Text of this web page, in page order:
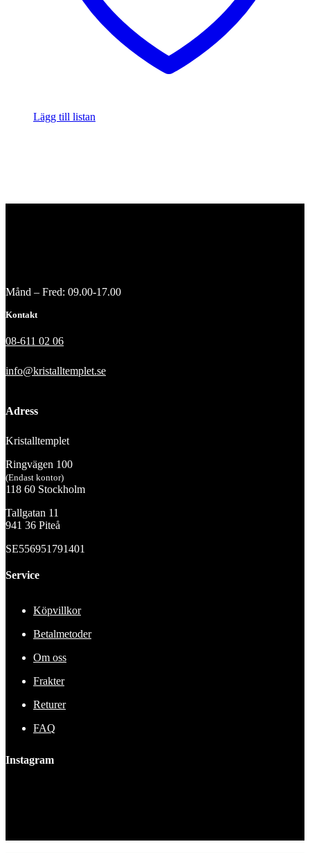
Lägg till listan
Månd – Fred: 09.00-17.00
Kontakt
08-611 02 06
info@kristalltemplet.se
Adress
Kristalltemplet
Ringvägen 100
(Endast kontor)
118 60 Stockholm
Tallgatan 11
941 36 Piteå
SE556951791401
Service
Köpvillkor
Betalmetoder
Om oss
Frakter
Returer
FAQ
Instagram